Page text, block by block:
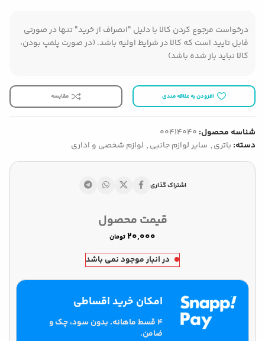
درخواست مرجوع کردن کالا با دلیل "انصراف از خرید" تنها در صورتی
قابل تایید است که کالا در شرایط اولیه باشد. (در صورت پلمپ بودن،
کالا نباید باز شده باشد)
افزودن به علاقه مندی مقایسه
شناسه محصول: 00414040
دسته: باتری, سایر لوازم جانبی, لوازم شخصی و اداری
اشتراک گذاری
قیمت محصول
تومان
در انبار موجود نمی باشد
امکان خرید اقساطی
۴ قسط ماهانه. بدون سود، چک و
ضامن.